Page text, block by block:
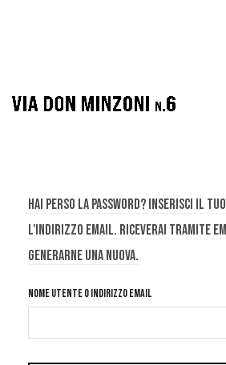
Hai perso la password? Inserisci il
l'indirizzo email. Riceverai tramite
generarne una nuova.
Nome utente o indirizzo email